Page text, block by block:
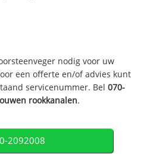
nodig voor uw
een offerte en/of advies kunt
servicenummer. Bel070-
rookkanalen.
2092008